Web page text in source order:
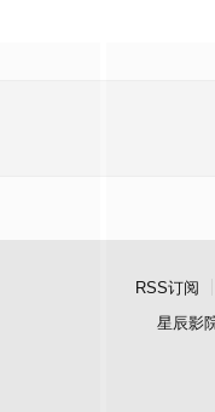
RSS订阅
星辰影